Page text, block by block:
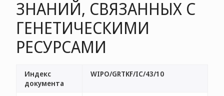
ЗНАНИЙ, СВЯЗАННЫХ С
ГЕНЕТИЧЕСКИМИ
РЕСУРСАМИ
Индекс
документа
WIPO/GRTKF/IC/43/10